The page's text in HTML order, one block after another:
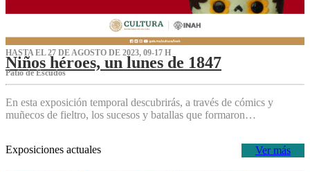
HASTA EL 27 DE AGOSTO DE 2023, 09-17 H
Niños héroes, un lunes de 1847
Patio de Escudos
En esta exposición temporal descubrirás, a través de cómics y
muñecos de fieltro, los sucesos y batallas que formaron…
Ver más
Exposiciones actuales